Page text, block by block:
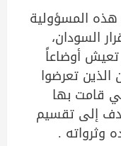
هذه المسؤولية
السودان،
أوضاعاً
تعرضوا
قامت بها
إلى تقسيم
وثرواته .